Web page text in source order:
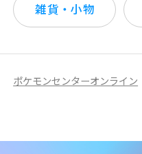
雑貨・小物
ポケモンセンターオンライン